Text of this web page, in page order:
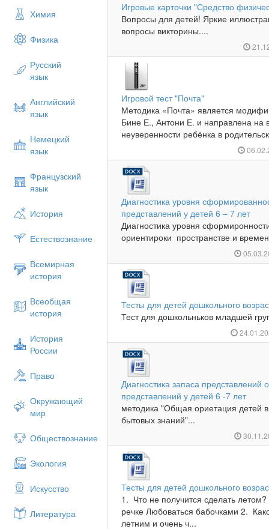
Химия
Физика
Русский
язык
Английский
язык
Немецкий
язык
Французский
язык
История
Естествознание
Всемирная
история
Всеобщая
история
История
России
Право
Окружающий
мир
Обществознание
Экология
Искусство
Литература
Игровые карточки "Средство
Вопросы для детей! Яркие
вопросы викторины....
Игровой тест "Почта"
Методика «Почта» является
Бине Е., Антони Е. и направлена на
неуверенности ребёнка в
Диагностика уровня
представлений у детей 6 – 7 лет
Диагностика уровня
ориентироки пространстве и
Тесты для детей дошкольного
Тест для дошкольньков младшей
Диагностика запаса
представлений у детей 6 -7 лет
методика "Общая ориетация детей
бытовых знаний"...
Тесты для детей дошкольного
1. Что не получится сделать
речке Любоваться бабочками 2.
летним и очень ч...